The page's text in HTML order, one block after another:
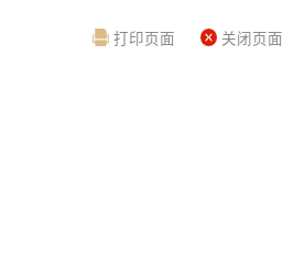
打印页面 关闭页面